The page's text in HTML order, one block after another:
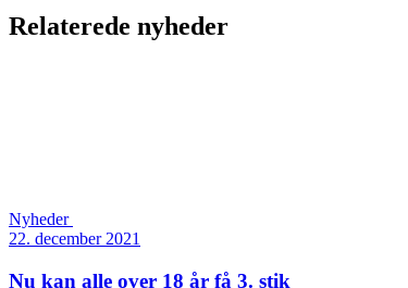
Relaterede nyheder
Nyheder
22. december 2021
Nu kan alle over 18 år få 3. stik